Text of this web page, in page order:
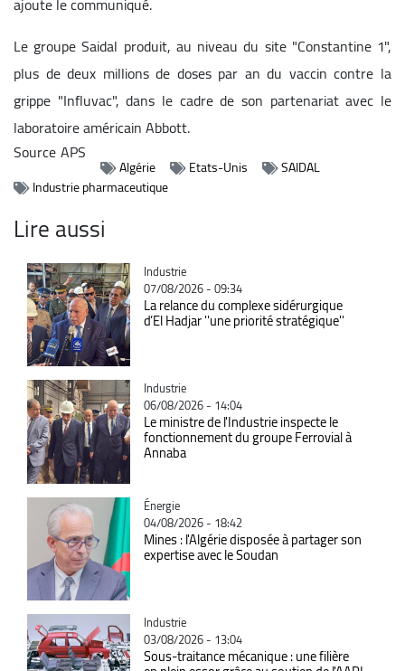
Le groupe Saidal produit, au niveau du site "Constantine 1",
plus de deux millions de doses par an du vaccin contre la
grippe "Influvac", dans le cadre de son partenariat avec le
laboratoire américain Abbott.
SourceAPS
Algérie Etats-Unis
SAIDAL
Industrie pharmaceutique
Lire aussi
Catégorie
Industrie
07/08/2026 - 09:34
La relance du complexe sidérurgique
d’El Hadjar ''une priorité stratégique''
Catégorie
Industrie
06/08/2026 - 14:04
Le ministre de l'Industrie inspecte le
fonctionnement du groupe Ferrovial à
Annaba
Catégorie
Énergie
04/08/2026 - 18:42
Mines : l'Algérie disposée à partager son
expertise avec le Soudan
Catégorie
Industrie
03/08/2026 - 13:04
Sous-traitance mécanique : une filière